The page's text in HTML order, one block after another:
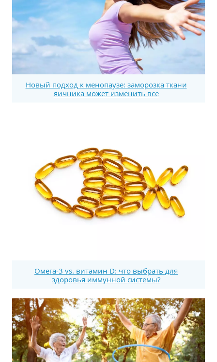
Новый подход к менопаузе: заморозка ткани
яичника может изменить все
Омега-3 vs. витамин D: что выбрать для
здоровья иммунной системы?